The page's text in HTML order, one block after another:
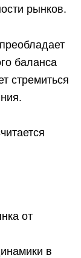
рынков.
баланса
стремиться
от
в